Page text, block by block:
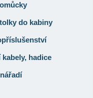
do kabiny
hadice